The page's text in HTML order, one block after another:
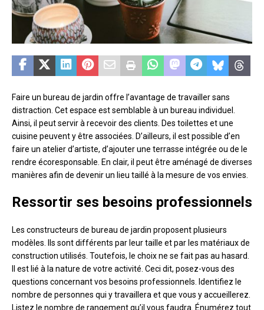
Faire un bureau de jardin offre l’avantage de travailler sans
distraction. Cet espace est semblable à un bureau individuel.
Ainsi, il peut servir à recevoir des clients. Des toilettes et une
cuisine peuvent y être associées. D’ailleurs, il est possible d’en
faire un atelier d’artiste, d’ajouter une terrasse intégrée ou de le
rendre écoresponsable. En clair, il peut être aménagé de diverses
manières afin de devenir un lieu taillé à la mesure de vos envies.
Ressortir ses besoins professionnels
Les constructeurs de bureau de jardin proposent plusieurs
modèles. Ils sont différents par leur taille et par les matériaux de
construction utilisés. Toutefois, le choix ne se fait pas au hasard.
Il est lié à la nature de votre activité. Ceci dit, posez-vous des
questions concernant vos besoins professionnels. Identifiez le
nombre de personnes qui y travaillera et que vous y accueillerez.
Listez le nombre de rangement qu’il vous faudra. Énumérez tout